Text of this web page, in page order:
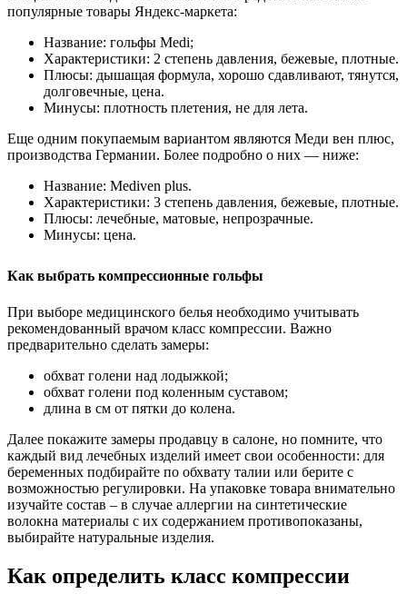
популярные товары Яндекс-маркета:
Название: гольфы Medi;
Характеристики: 2 степень давления, бежевые, плотные.
Плюсы: дышащая формула, хорошо сдавливают, тянутся,
долговечные, цена.
Минусы: плотность плетения, не для лета.
Еще одним покупаемым вариантом являются Меди вен плюс,
производства Германии. Более подробно о них — ниже:
Название: Mediven plus.
Характеристики: 3 степень давления, бежевые, плотные.
Плюсы: лечебные, матовые, непрозрачные.
Минусы: цена.
Как выбрать компрессионные гольфы
При выборе медицинского белья необходимо учитывать
рекомендованный врачом класс компрессии. Важно
предварительно сделать замеры:
обхват голени над лодыжкой;
обхват голени под коленным суставом;
длина в см от пятки до колена.
Далее покажите замеры продавцу в салоне, но помните, что
каждый вид лечебных изделий имеет свои особенности: для
беременных подбирайте по обхвату талии или берите с
возможностью регулировки. На упаковке товара внимательно
изучайте состав – в случае аллергии на синтетические
волокна материалы с их содержанием противопоказаны,
выбирайте натуральные изделия.
Как определить класс компрессии